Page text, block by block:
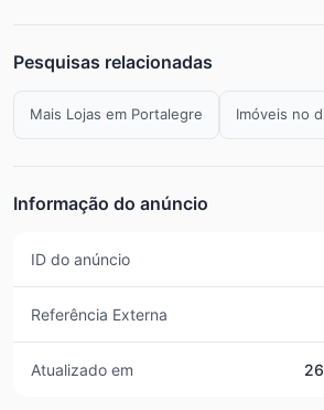
Pesquisas relacionadas
Mais Lojas em Portalegre Imóveis no
Informação do anúncio
ID do anúncio
Referência Externa
Atualizado em